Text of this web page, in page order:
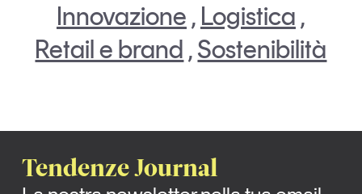
Innovazione , Logistica ,
Retail e brand ,Sostenibilità
Tendenze Journal